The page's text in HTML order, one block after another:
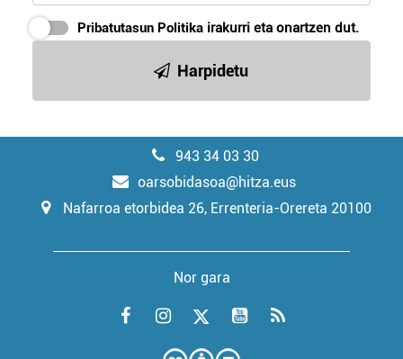
Pribatutasun Politika irakurri eta onartzen dut.
Harpidetu
943 34 03 30
oarsobidasoa@hitza.eus
Nafarroa etorbidea 26, Errenteria-Orereta 20100
Nor gara